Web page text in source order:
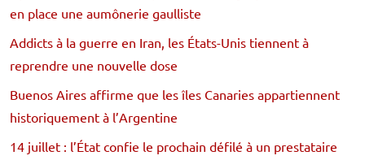
en place une aumônerie gaulliste
Addicts à la guerre en Iran, les États-Unis tiennent à
reprendre une nouvelle dose
Buenos Aires affirme que les îles Canaries appartiennent
historiquement à l’Argentine
14 juillet : l’État confie le prochain défilé à un prestataire